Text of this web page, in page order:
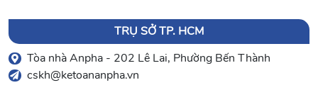
TRỤ SỞ TP. HCM
Tòa nhà Anpha - 202 Lê Lai, Phường Bến Thành
cskh@ketoananpha.vn